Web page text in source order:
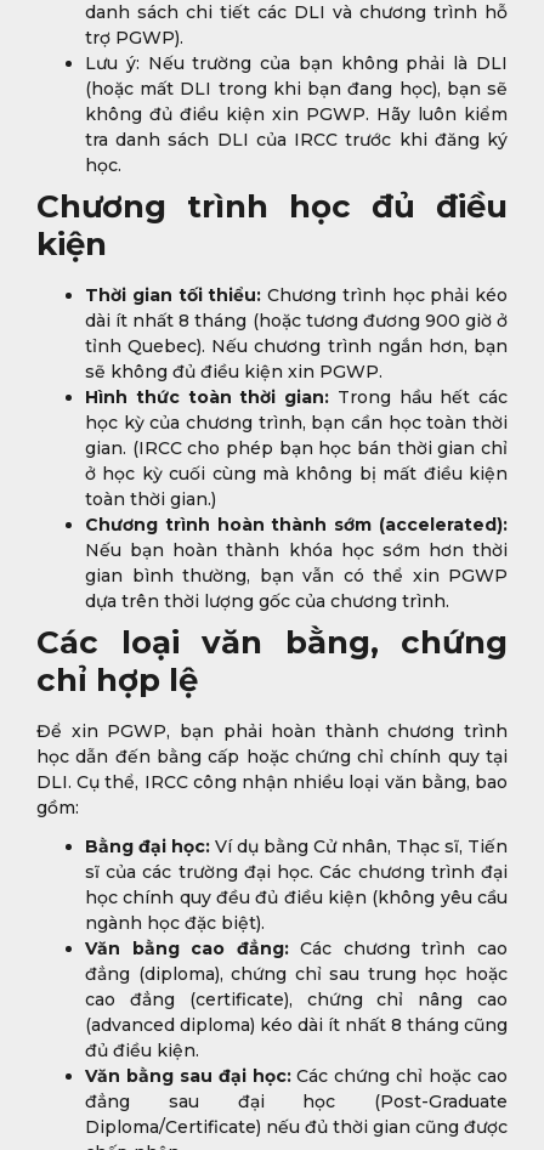
danh sách chi tiết các DLI và chương trình hỗ
trợ PGWP).
Lưu ý: Nếu trường của bạn không phải là DLI
(hoặc mất DLI trong khi bạn đang học), bạn sẽ
không đủ điều kiện xin PGWP. Hãy luôn kiểm
tra danh sách DLI của IRCC trước khi đăng ký
học.
Chương trình học đủ điều
kiện
Thời gian tối thiểu: Chương trình học phải kéo
dài ít nhất 8 tháng (hoặc tương đương 900 giờ ở
tỉnh Quebec). Nếu chương trình ngắn hơn, bạn
sẽ không đủ điều kiện xin PGWP.
Hình thức toàn thời gian: Trong hầu hết các
học kỳ của chương trình, bạn cần học toàn thời
gian. (IRCC cho phép bạn học bán thời gian chỉ
ở học kỳ cuối cùng mà không bị mất điều kiện
toàn thời gian.)
Chương trình hoàn thành sớm (accelerated):
Nếu bạn hoàn thành khóa học sớm hơn thời
gian bình thường, bạn vẫn có thể xin PGWP
dựa trên thời lượng gốc của chương trình.
Các loại văn bằng, chứng
chỉ hợp lệ
Để xin PGWP, bạn phải hoàn thành chương trình
học dẫn đến bằng cấp hoặc chứng chỉ chính quy tại
DLI. Cụ thể, IRCC công nhận nhiều loại văn bằng, bao
gồm:
Bằng đại học: Ví dụ bằng Cử nhân, Thạc sĩ, Tiến
sĩ của các trường đại học. Các chương trình đại
học chính quy đều đủ điều kiện (không yêu cầu
ngành học đặc biệt).
Văn bằng cao đẳng:Các chương trình cao
đẳng (diploma), chứng chỉ sau trung học hoặc
cao đẳng (certificate), chứng chỉ nâng cao
(advanced diploma) kéo dài ít nhất 8 tháng cũng
đủ điều kiện.
Văn bằng sau đại học:Các chứng chỉ hoặc cao
đẳng sau đại học (Post-Graduate
Diploma/Certificate) nếu đủ thời gian cũng được